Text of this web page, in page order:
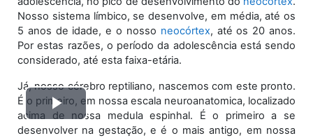
Nosso sistema límbico, se desenvolve, em média, até os
5 anos de idade, e o nosso neocórtex, até os 20 anos.
Por estas razões, o período da adolescência está sendo
considerado, até esta faixa-etária.
Tocar
Já, nosso cérebro reptiliano, nascemos com este pronto.
É o primeiro, em nossa escala neuroanatomica, localizado
acima de nossa medula espinhal. É o primeiro a se
desenvolver na gestação, e é o mais antigo, em nossa